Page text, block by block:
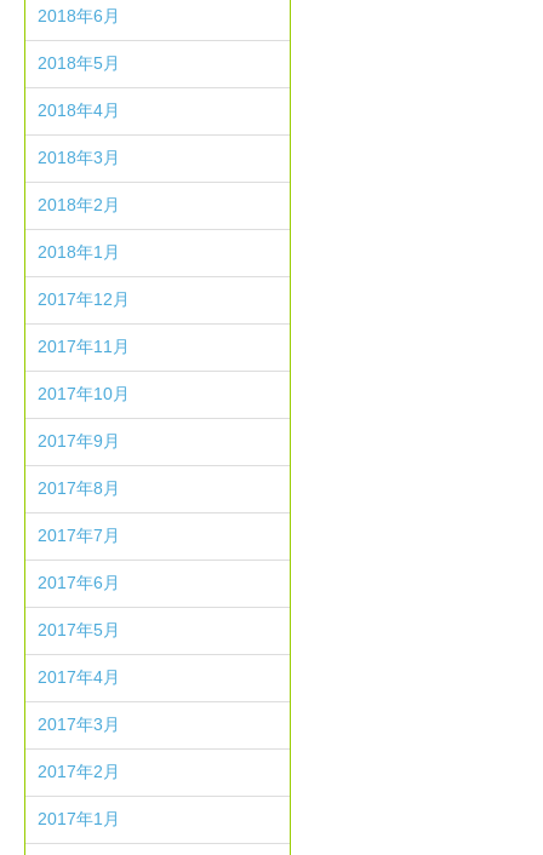
2018年6月
2018年5月
2018年4月
2018年3月
2018年2月
2018年1月
2017年12月
2017年11月
2017年10月
2017年9月
2017年8月
2017年7月
2017年6月
2017年5月
2017年4月
2017年3月
2017年2月
2017年1月